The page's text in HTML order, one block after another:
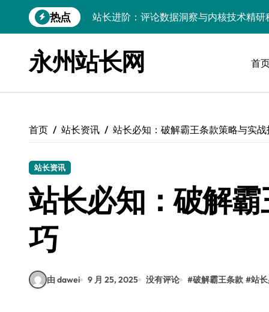
到
热点
Go内核驱动：构建健康评论区生态
开发资讯提炼精要：云运维视角下的技术
Windows运行库高效管理核心策略
云安全护航传媒：数据驱动新防线
弹性计算赋能Android云架构性能跃迁
Windows高效搭建：精准管理运行库，加
永州站长网 首
首页 站长资讯 站长必知：破解霸王条款策略与实战
站长资讯
站长必知：破解
巧
由 dawei 9 月 25, 2025 没有评论 #破解霸王条款 #站